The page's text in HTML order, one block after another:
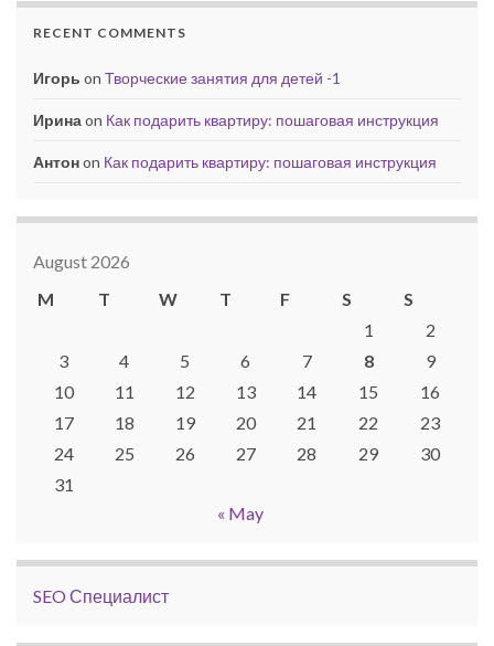
RECENT COMMENTS
Игорь on Творческие занятия для детей -1
Иринаon Как подарить квартиру: пошаговая инструкция
Антонon Как подарить квартиру: пошаговая инструкция
August 2026
M
T W T F S
S
1
2
3
4 5 6 7 8
9
10
11 12 13 14 15
16
17
18 19 20 21 22
23
24
25 26 27 28 29
30
31
« May
SEO Специалист